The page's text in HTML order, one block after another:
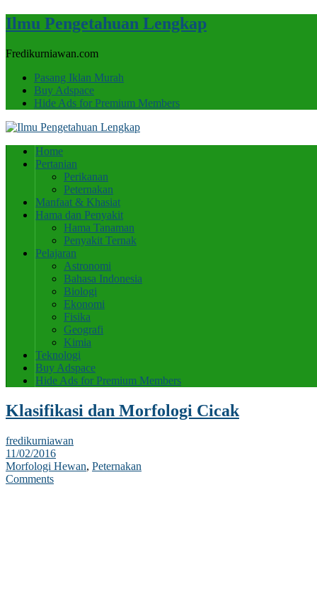
Ilmu Pengetahuan Lengkap
Fredikurniawan.com
Pasang Iklan Murah
Buy Adspace
Hide Ads for Premium Members
Home
Pertanian
Perikanan
Peternakan
Manfaat & Khasiat
Hama dan Penyakit
Hama Tanaman
Penyakit Ternak
Pelajaran
Astronomi
Bahasa Indonesia
Biologi
Ekonomi
Fisika
Geografi
Kimia
Teknologi
Buy Adspace
Hide Ads for Premium Members
Klasifikasi dan Morfologi Cicak
fredikurniawan
11/02/2016
Morfologi Hewan, Peternakan
Comments